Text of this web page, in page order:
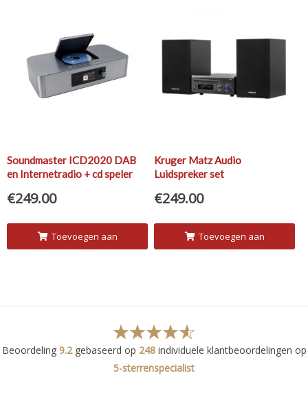
Soundmaster ICD2020 DAB
en Internetradio + cd speler
€249.00
Toevoegen aan
Kruger Matz Audio
Luidspreker set
€249.00
Toevoegen aan
Beoordeling 9.2gebaseerd op 248individuele klantbeoordelingen op
5-sterrenspecialist